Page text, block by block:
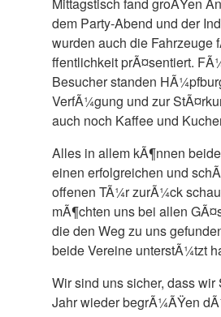
Mittagstisch fand groÃŸen
dem Party-Abend und der
wurden auch die Fahrzeuge
ffentlichkeit prÃ¤sentiert.
Besucher standen
VerfÃ¼gung und zur
auch noch Kaffee und
Alles in allem kÃ¶nnen
einen erfolgreichen und
offenen TÃ¼r zurÃ¼ck
mÃ¶chten uns bei allen
die den Weg zu uns
beide Vereine unterstÃ¼tzt
Wir sind uns sicher, dass
Jahr wieder begrÃ¼ÃŸen